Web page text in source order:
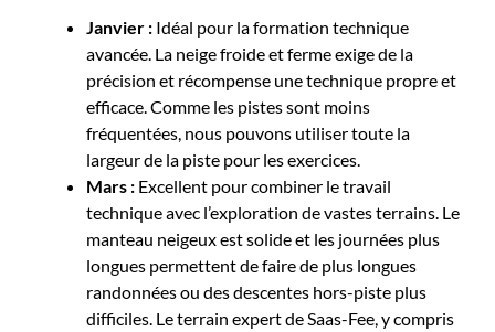
Janvier : Idéal pour la formation technique
avancée. La neige froide et ferme exige de la
précision et récompense une technique propre et
efficace. Comme les pistes sont moins
fréquentées, nous pouvons utiliser toute la
largeur de la piste pour les exercices.
Mars : Excellent pour combiner le travail
technique avec l’exploration de vastes terrains. Le
manteau neigeux est solide et les journées plus
longues permettent de faire de plus longues
randonnées ou des descentes hors-piste plus
difficiles. Le terrain expert de Saas-Fee, y compris